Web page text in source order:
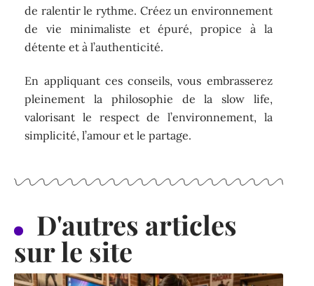
de ralentir le rythme. Créez un environnement
de vie minimaliste et épuré, propice à la
détente et à l’authenticité.
En appliquant ces conseils, vous embrasserez
pleinement la philosophie de la slow life,
valorisant le respect de l’environnement, la
simplicité, l’amour et le partage.
D'autres articles
sur le site